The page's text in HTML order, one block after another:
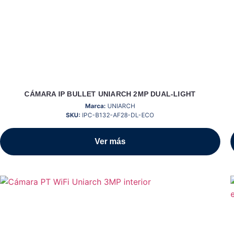
CÁMARA IP BULLET UNIARCH 2MP DUAL-LIGHT
Marca: UNIARCH
SKU: IPC-B132-AF28-DL-ECO
Ver más